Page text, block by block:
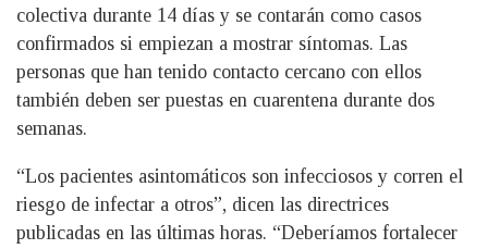
colectiva durante 14 días y se contarán como casos
confirmados si empiezan a mostrar síntomas. Las
personas que han tenido contacto cercano con ellos
también deben ser puestas en cuarentena durante dos
semanas.
“Los pacientes asintomáticos son infecciosos y corren el
riesgo de infectar a otros”, dicen las directrices
publicadas en las últimas horas. “Deberíamos fortalecer